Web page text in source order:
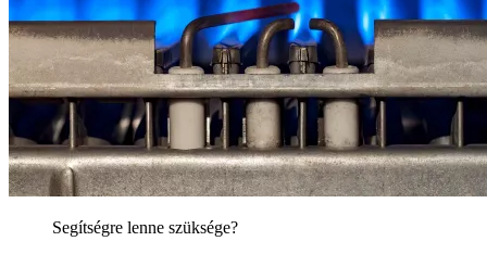
Segítségre lenne szüksége?